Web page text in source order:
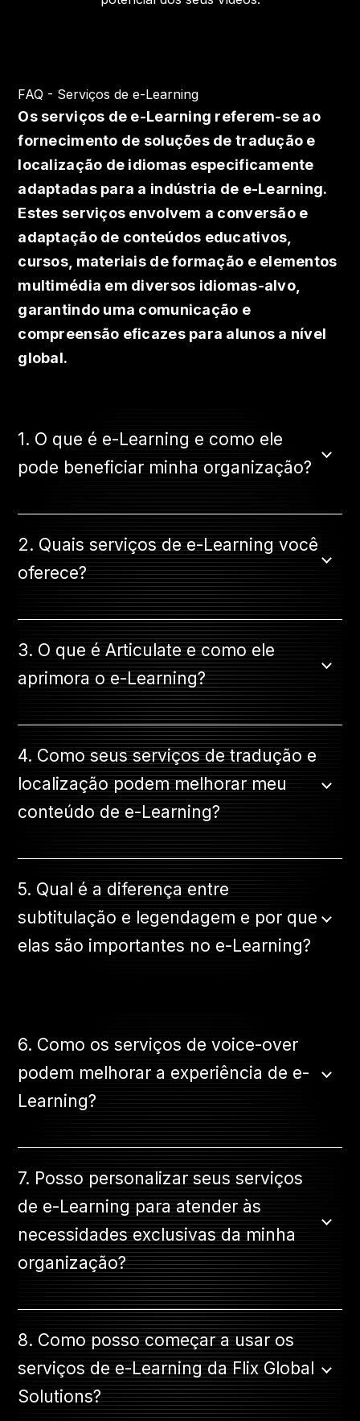
FAQ - Serviços de e-Learning
Os serviços de e-Learning referem-se ao
fornecimento de soluções de tradução e
localização de idiomas especificamente
adaptadas para a indústria de e-Learning.
Estes serviços envolvem a conversão e
adaptação de conteúdos educativos,
cursos, materiais de formação e elementos
multimédia em diversos idiomas-alvo,
garantindo uma comunicação e
compreensão eficazes para alunos a nível
global.
1. O que é e-Learning e como ele
pode beneficiar minha organização?
2. Quais serviços de e-Learning você
oferece?
3. O que é Articulate e como ele
aprimora o e-Learning?
4. Como seus serviços de tradução e
localização podem melhorar meu
conteúdo de e-Learning?
5. Qual é a diferença entre
subtitulação e legendagem e por que
elas são importantes no e-Learning?
6. Como os serviços de voice-over
podem melhorar a experiência de e-
Learning?
7. Posso personalizar seus serviços
de e-Learning para atender às
necessidades exclusivas da minha
organização?
8. Como posso começar a usar os
serviços de e-Learning da Flix Global
Solutions?